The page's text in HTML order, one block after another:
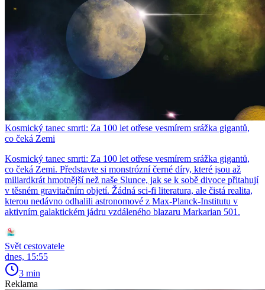
Kosmický tanec smrti: Za 100 let otřese vesmírem srážka gigantů,
co čeká Zemi
Kosmický tanec smrti: Za 100 let otřese vesmírem srážka gigantů,
co čeká Zemi. Představte si monstrózní černé díry, které jsou až
miliardkrát hmotnější než naše Slunce, jak se k sobě divoce přitahují
v těsném gravitačním objetí. Žádná sci-fi literatura, ale čistá realita,
kterou nedávno odhalili astronomové z Max-Planck-Institutu v
aktivním galaktickém jádru vzdáleného blazaru Markarian 501.
Svět cestovatele
dnes, 15:55
3 min
Reklama